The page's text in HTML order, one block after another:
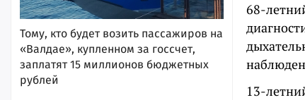
Тому, кто будет возить пассажиров на
«Валдае», купленном за госсчет,
заплатят 15 миллионов бюджетных
рублей
68-
13-